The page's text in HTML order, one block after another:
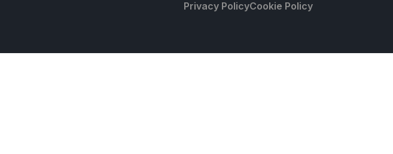
Cookie Policy
Privacy Policy